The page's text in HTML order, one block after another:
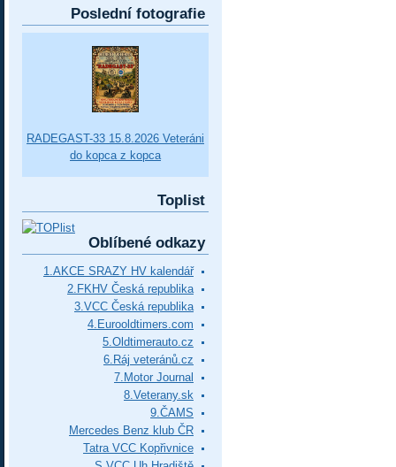
Poslední fotografie
RADEGAST-33 15.8.2026 Veteráni
do kopca z kopca
Toplist
Oblíbené odkazy
1.AKCE SRAZY HV kalendář
2.FKHV Česká republika
3.VCC Česká republika
4.Eurooldtimers.com
5.Oldtimerauto.cz
6.Ráj veteránů.cz
7.Motor Journal
8.Veterany.sk
9.ČAMS
Mercedes Benz klub ČR
Tatra VCC Kopřivnice